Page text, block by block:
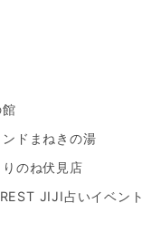
ドまねきの湯
のね伏見店
JIJI占いイベント